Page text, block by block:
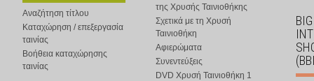
Αναζήτηση τίτλου
Καταχώρηση / επεξεργασία
ταινίας
Βοήθεια καταχώρησης
ταινίας
της Χρυσής Ταινιοθήκης
Σχετικά με τη Χρυσή
Ταινιοθήκη
Αφιερώματα
Συνεντεύξεις
DVD Χρυσή Ταινιοθήκη 1